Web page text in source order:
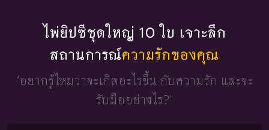
ไพ่ยิปซีชุดใหญ่ 10 ใบ เจาะลึก
สถานการณ์ความรักของคุณ
"อยากรู้ไหมว่าจะเกิดอะไรขึ้น กับความรัก และจะ
รับมืออย่างไร?"